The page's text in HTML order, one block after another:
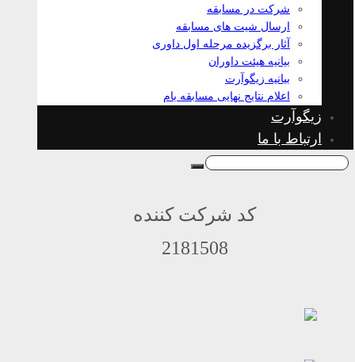
شرکت در مسابقه
ارسال شیت های مسابقه
آثار برگزیده مرحله اول داوری
بیانیه هیئت داوران
بیانیه زیگوآرت
اعلام نتایج نهایی مسابقه بام
زیگوآرت
ارتباط با ما
کد شرکت کننده
2181508